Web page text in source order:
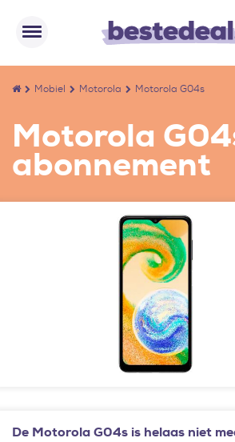
Mobiel Motorola Motorola G04s
Motorola
abonnement
De Motorola G04s is helaas niet